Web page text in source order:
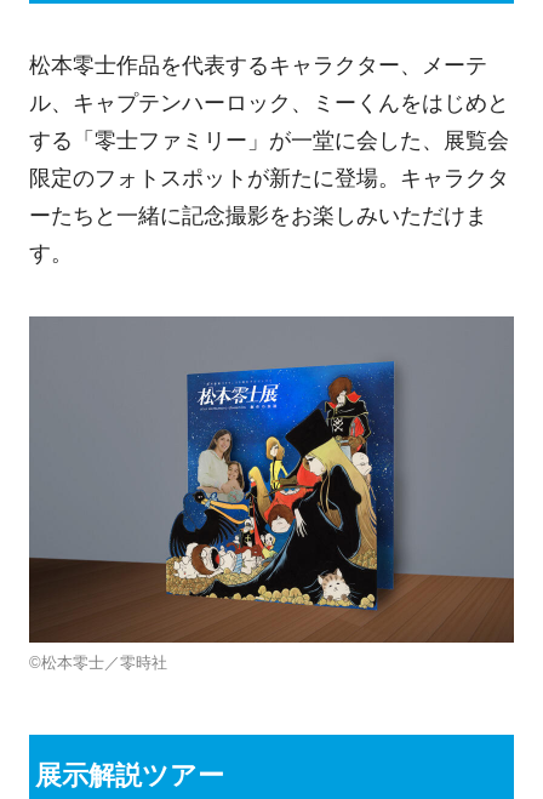
松本零士作品を代表するキャラクター、メーテ
ル、キャプテンハーロック、ミーくんをはじめと
する「零士ファミリー」が一堂に会した、展覧会
限定のフォトスポットが新たに登場。キャラクタ
ーたちと一緒に記念撮影をお楽しみいただけま
す。
©松本零士／零時社
展示解説ツアー